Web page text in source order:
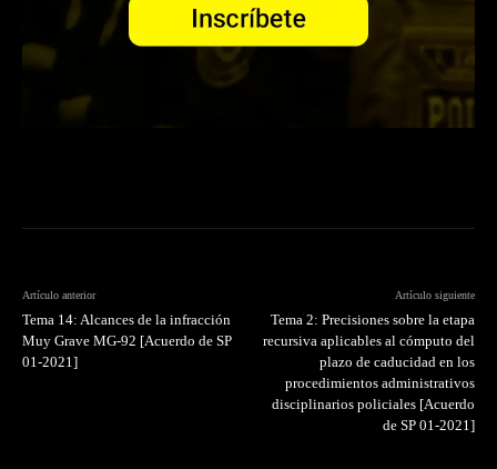
Artículo anterior
Tema 14: Alcances de la infracción
Muy Grave MG-92 [Acuerdo de SP
01-2021]
Artículo siguiente
Tema 2: Precisiones sobre la etapa
recursiva aplicables al cómputo del
plazo de caducidad en los
procedimientos administrativos
disciplinarios policiales [Acuerdo
de SP 01-2021]